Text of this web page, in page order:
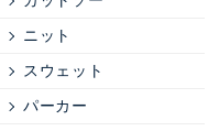
ニット
スウェット
パーカー